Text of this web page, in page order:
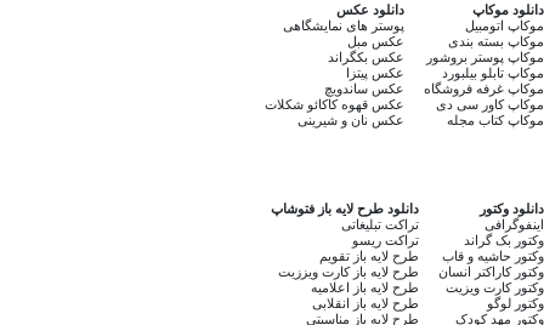
دانلود موکاپ
موکاپ اتومبیل
موکاپ بسته بندی
موکاپ پوستر بروشور
موکاپ تابلو بیلبورد
موکاپ غرفه فروشگاه
موکاپ کاور سی دی
موکاپ کتاب مجله
دانلود عکس
پوستر های نمایشگاهی
عکس مبل
عکس بکگراند
عکس پیتزا
عکس ساندویچ
عکس قهوه کاکائو شکلات
عکس نان و شیرینی
دانلود وکتور
اینفوگرافی
وکتور بک گراند
وکتور حاشیه و قاب
وکتور کاراکتر انسان
وکتور کارت ویزیت
وکتور لوگو
وکتور مهد کودک
دانلود طرح لایه باز فتوشاپ
تراکت تبلیغاتی
تراکت ریسو
طرح لایه باز تقویم
طرح لایه باز کارت ویززیت
طرح لایه باز اعلامیه
طرح لایه باز انقلابی
طرح لایه باز مناسبتی